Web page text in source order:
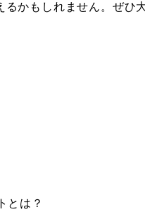
かもしれません。ぜひ
とは？